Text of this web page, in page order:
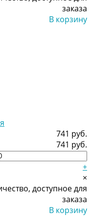
741 руб.
741 руб.
+
×
доступное для
заказа
В корзину
заказа
В корзину